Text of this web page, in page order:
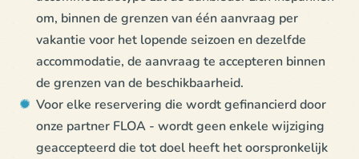
om, binnen de grenzen van één aanvraag per
vakantie voor het lopende seizoen en dezelfde
accommodatie, de aanvraag te accepteren binnen
de grenzen van de beschikbaarheid.
Voor elke reservering die wordt gefinancierd door
onze partner FLOA - wordt geen enkele wijziging
geaccepteerd die tot doel heeft het oorspronkelijk